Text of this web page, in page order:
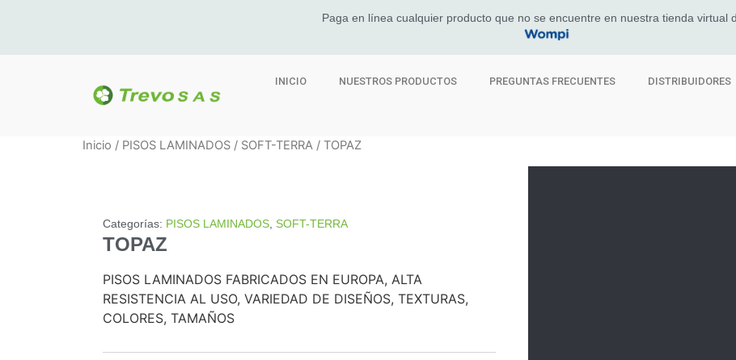
Paga en línea cualquier producto que no se encuentre en nuestra tienda virtual
INICIO NUESTROS PRODUCTOS PREGUNTAS FRECUENTES DISTRIBUIDORES
Inicio / PISOS LAMINADOS / SOFT-TERRA / TOPAZ
Categorías: PISOS LAMINADOS, SOFT-TERRA
TOPAZ
PISOS LAMINADOS FABRICADOS EN EUROPA, ALTA
RESISTENCIA AL USO, VARIEDAD DE DISEÑOS, TEXTURAS,
COLORES, TAMAÑOS